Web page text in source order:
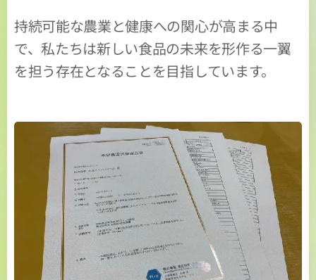
持続可能な農業と健康への関心が高まる中
で、私たちは新しい食品の未来を形作る一翼
を担う存在となることを目指しています。